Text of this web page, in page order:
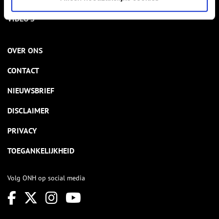
VIDEO’S
OVER ONS
CONTACT
NIEUWSBRIEF
DISCLAIMER
PRIVACY
TOEGANKELIJKHEID
Volg ONH op social media